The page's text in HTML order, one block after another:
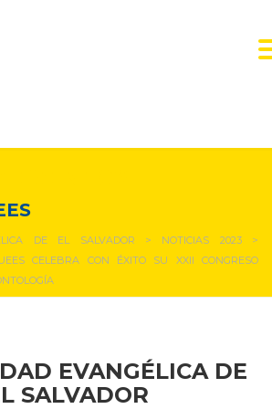
DE EL SALVADOR > NOTICIAS 2023>
CELEBRA CON ÉXITO SU XXII CONGRESO
EVANGÉLICA DE
SALVADOR